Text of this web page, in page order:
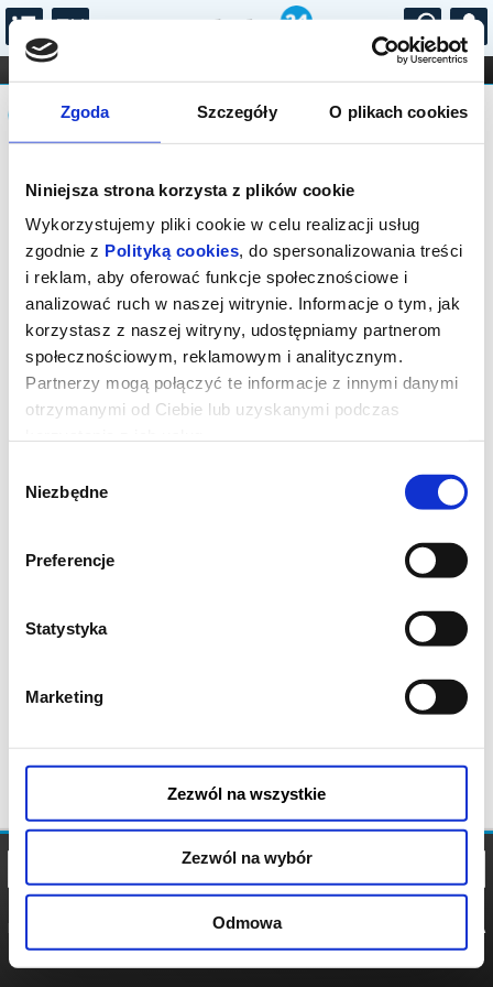
Zgoda Szczegóły O plikach cookies
Niniejsza strona korzysta z plików cookie
Wykorzystujemy pliki cookie w celu realizacji usług
zgodnie z Polityką cookies, do spersonalizowania treści
i reklam, aby oferować funkcje społecznościowe i
analizować ruch w naszej witrynie. Informacje o tym, jak
korzystasz z naszej witryny, udostępniamy partnerom
społecznościowym, reklamowym i analitycznym.
Partnerzy mogą połączyć te informacje z innymi danymi
otrzymanymi od Ciebie lub uzyskanymi podczas
zgody
Niezbędne
Preferencje
Statystyka
Marketing
Zezwól na wszystkie
Zezwól na wybór
Odmowa
...
FILHARMONIA OPERA I BALET
STAND-UP
DLA DZIECI
Komunikat
Sprzedaż on-line została zakończona,
sprawdź dostępność biletów w kasie.
POLITYKA
POLITYKA